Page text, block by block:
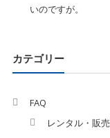
いのですが。
カテゴリー
FAQ
レンタル・販